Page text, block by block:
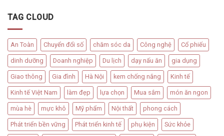
TAG CLOUD
An Toàn Chuyển đổi số chăm sóc da Công nghệ Cổ phiếu
dinh dưỡng Doanh nghiệp Du lịch dạy nấu ăn gia dụng
Giao thông Gia đình Hà Nội kem chống nắng Kinh tế
Kinh tế Việt Nam làm đẹp lựa chọn Mua sắm món ăn ngon
mùa hè mực khô Mỹ phẩm Nội thất phong cách
Phát triển bền vững Phát triển kinh tế phụ kiện Sức khỏe